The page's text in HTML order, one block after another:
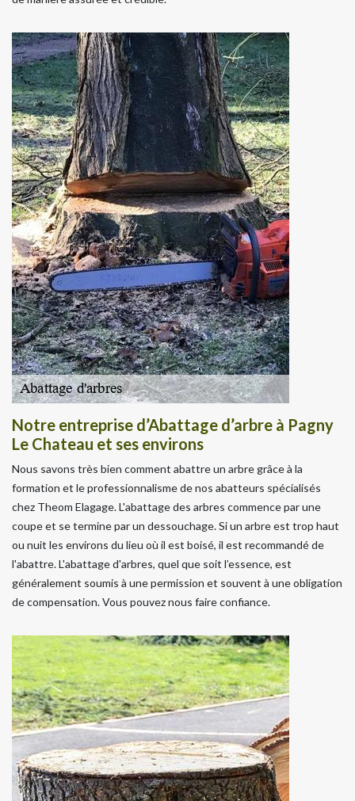
Notre entreprise d’Abattage d’arbre à Pagny
Le Chateau et ses environs
Nous savons très bien comment abattre un arbre grâce à la
formation et le professionnalisme de nos abatteurs spécialisés
chez Theom Elagage. L'abattage des arbres commence par une
coupe et se termine par un dessouchage. Si un arbre est trop haut
ou nuit les environs du lieu où il est boisé, il est recommandé de
l'abattre. L'abattage d'arbres, quel que soit l’essence, est
généralement soumis à une permission et souvent à une obligation
de compensation. Vous pouvez nous faire confiance.